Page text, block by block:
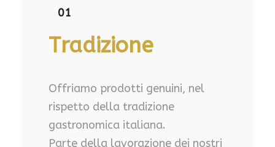
01
Tradizione
Offriamo prodotti genuini, nel
rispetto della tradizione
gastronomica italiana.
Parte della lavorazione dei nostri